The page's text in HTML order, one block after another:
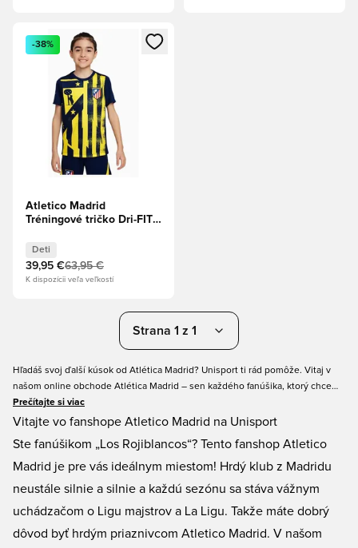
Otvorí modál na prihlásenie alebo registráciu ako člen
-38%
Atletico Madrid
Tréningové tričko Dri-FIT
Predzápasové - Binary
Blue/Žiarivá žltá Deti
Deti
39,95 €63,95 €
K dispozícii veľa veľkostí
Strana 1 z 1
Hľadáš svoj ďalší kúsok od Atlética Madrid? Unisport ti rád pomôže. Vitaj v
našom online obchode Atlética Madrid – sen každého fanúšika, ktorý chce
podporiť a reprezentovať klub a hrdo nosiť jeho farby. Náš fan shop Atlética
Madrid ponúka všetky typy produktov – od dresov Atlética Madrid, súprav až
svoj nový produkt Atlética Madrid v Unisporte. Vždy jednoduché
nakupovanie.
Prečítajte si viac
Vitajte vo fanshope Atletico Madrid na Unisport
Ste fanúšikom „Los Rojiblancos“? Tento fanshop Atletico
Madrid je pre vás ideálnym miestom! Hrdý klub z Madridu
neustále silnie a silnie a každú sezónu sa stáva vážnym
uchádzačom o Ligu majstrov a La Ligu. Takže máte dobrý
dôvod byť hrdým priaznivcom Atletico Madrid. V našom